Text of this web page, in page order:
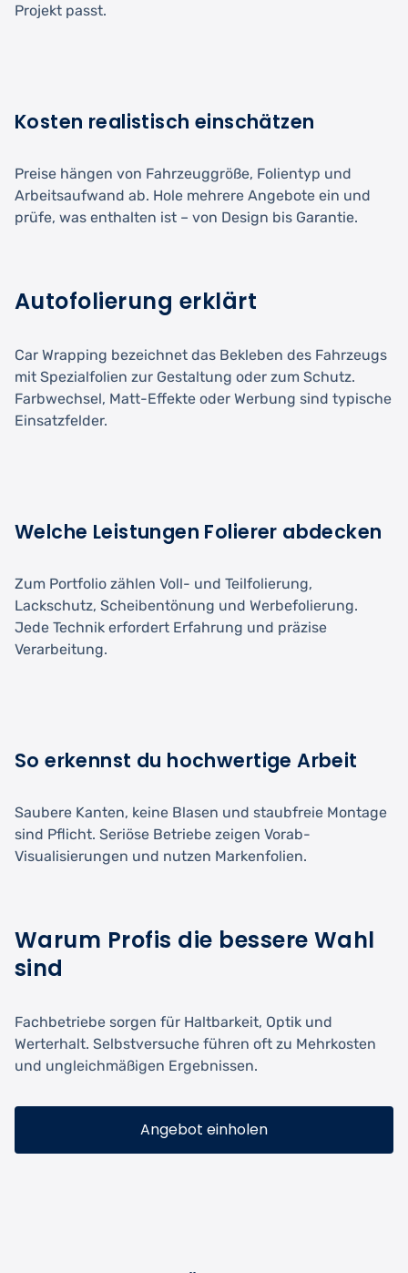
Projekt passt.
Kosten realistisch einschätzen
Preise hängen von Fahrzeuggröße, Folientyp und
Arbeitsaufwand ab. Hole mehrere Angebote ein und
prüfe, was enthalten ist – von Design bis Garantie.
Autofolierung erklärt
Car Wrapping bezeichnet das Bekleben des Fahrzeugs
mit Spezialfolien zur Gestaltung oder zum Schutz.
Farbwechsel, Matt-Effekte oder Werbung sind typische
Einsatzfelder.
Welche Leistungen Folierer abdecken
Zum Portfolio zählen Voll- und Teilfolierung,
Lackschutz, Scheibentönung und Werbefolierung.
Jede Technik erfordert Erfahrung und präzise
Verarbeitung.
So erkennst du hochwertige Arbeit
Saubere Kanten, keine Blasen und staubfreie Montage
sind Pflicht. Seriöse Betriebe zeigen Vorab-
Visualisierungen und nutzen Markenfolien.
Warum Profis die bessere Wahl
sind
Fachbetriebe sorgen für Haltbarkeit, Optik und
Werterhalt. Selbstversuche führen oft zu Mehrkosten
und ungleichmäßigen Ergebnissen.
Angebot einholen